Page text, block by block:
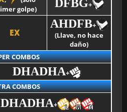
golpe)
DFBG+
EX
AHDFB+
(Llave, no hace
daño)
COMBOS
DHADHA+
COMBOS
DHADHA+